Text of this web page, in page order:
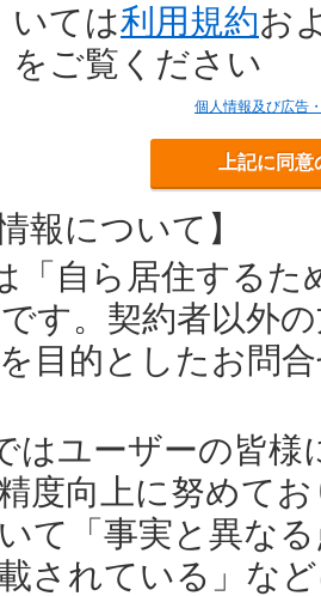
いては利用規約お
をご覧ください
個人情報及び広告
上記に同
報について】
「自ら居住する
す。契約者以外
目的としたお問
はユーザーの皆
度向上に努めて
て「事実と異な
されている」な